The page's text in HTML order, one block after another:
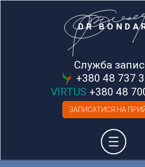
DR
Служба
+380 48 737
VIRTUS +380 48
ЗАПИСАТИСЯ НА